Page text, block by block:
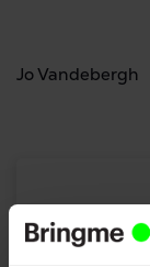
Jo Vandebergh
Meer